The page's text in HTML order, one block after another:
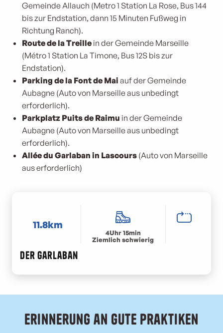
Gemeinde Allauch (Metro 1 Station La Rose, Bus 144
bis zur Endstation, dann 15 Minuten Fußweg in
Richtung Ranch).
Route de la Treille in der Gemeinde Marseille
(Métro 1 Station La Timone, Bus 12S bis zur
Endstation).
Parking de la Font de Mai auf der Gemeinde
Aubagne (Auto von Marseille aus unbedingt
erforderlich).
Parkplatz Puits de Raimu in der Gemeinde
Aubagne (Auto von Marseille aus unbedingt
erforderlich).
Allée du Garlaban in Lascours (Auto von Marseille
aus erforderlich)
11.8km
4Uhr 15min
Ziemlich schwierig
Der Garlaban
Erinnerung an gute Praktiken